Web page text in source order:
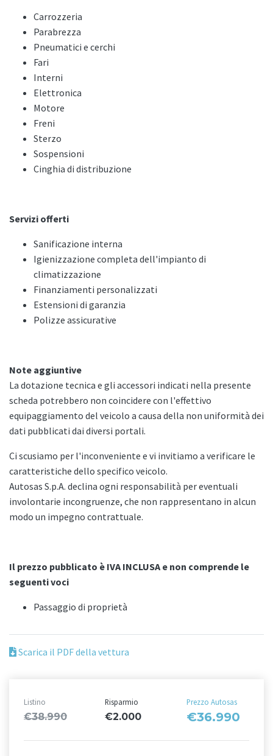
Carrozzeria
Parabrezza
Pneumatici e cerchi
Fari
Interni
Elettronica
Motore
Freni
Sterzo
Sospensioni
Cinghia di distribuzione
Servizi offerti
Sanificazione interna
Igienizzazione completa dell'impianto di
climatizzazione
Finanziamenti personalizzati
Estensioni di garanzia
Polizze assicurative
Note aggiuntive
La dotazione tecnica e gli accessori indicati nella presente
scheda potrebbero non coincidere con l'effettivo
equipaggiamento del veicolo a causa della non uniformità dei
dati pubblicati dai diversi portali.
Ci scusiamo per l'inconveniente e vi invitiamo a verificare le
caratteristiche dello specifico veicolo.
Autosas S.p.A. declina ogni responsabilità per eventuali
involontarie incongruenze, che non rappresentano in alcun
modo un impegno contrattuale.
Il prezzo pubblicato è IVA INCLUSA e non comprende le
seguenti voci
Passaggio di proprietà
Scarica il PDF della vettura
Listino
€38.990
Risparmio
€2.000
Prezzo Autosas
€36.990